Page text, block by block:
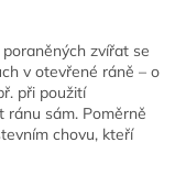
zvířat se
v otevřené ráně – o
při použití
ránu sám. Poměrně
chovu, kteří